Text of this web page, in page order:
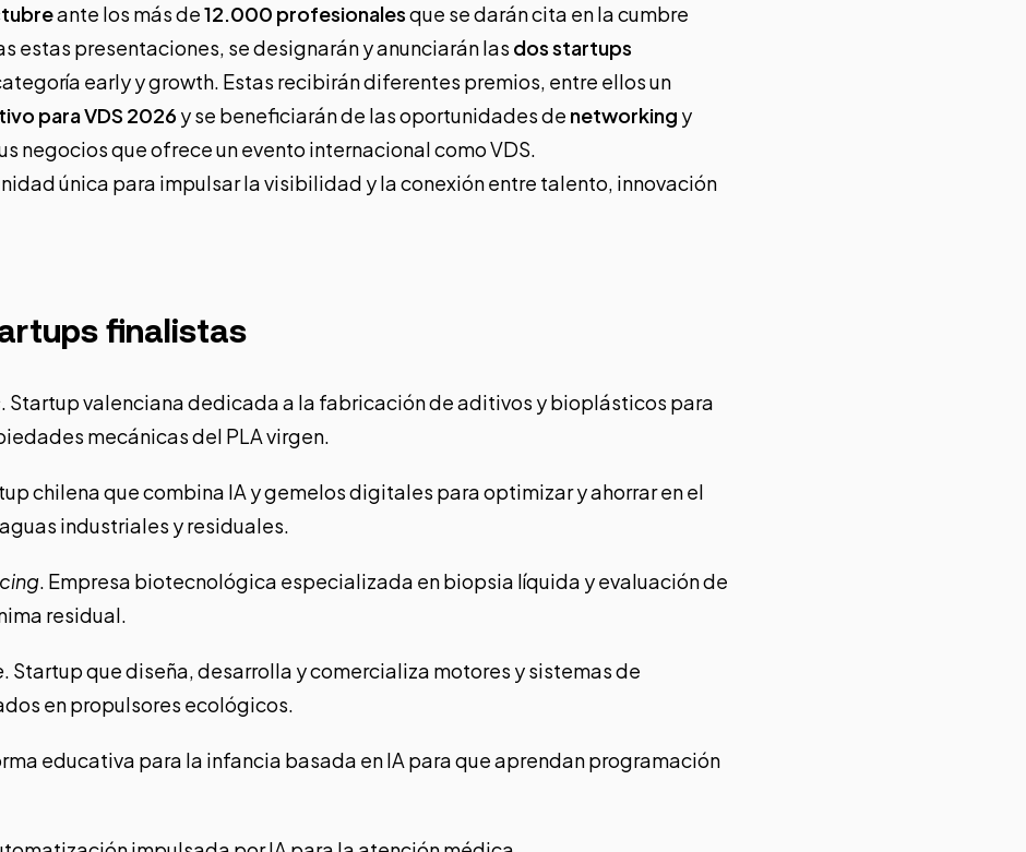
ante los más de12.000 profesionalesque se darán cita en la cumbre
estas presentaciones, se designarán y anunciarán las dos startups
early y growth. Estas recibirán diferentes premios, entre ellos un
para VDS 2026 y se beneficiarán de las oportunidades de networking y
negocios que ofrece un evento internacional como VDS.
única para impulsar la visibilidad y la conexión entre talento, innovación
finalistas
. Startup valenciana dedicada a la fabricación de aditivos y bioplásticos para
mecánicas del PLA virgen.
chilena que combina IA y gemelos digitales para optimizar y ahorrar en el
industriales y residuales.
. Empresa biotecnológica especializada en biopsia líquida y evaluación de
residual.
. Startup que diseña, desarrolla y comercializa motores y sistemas de
en propulsores ecológicos.
educativa para la infancia basada en IA para que aprendan programación